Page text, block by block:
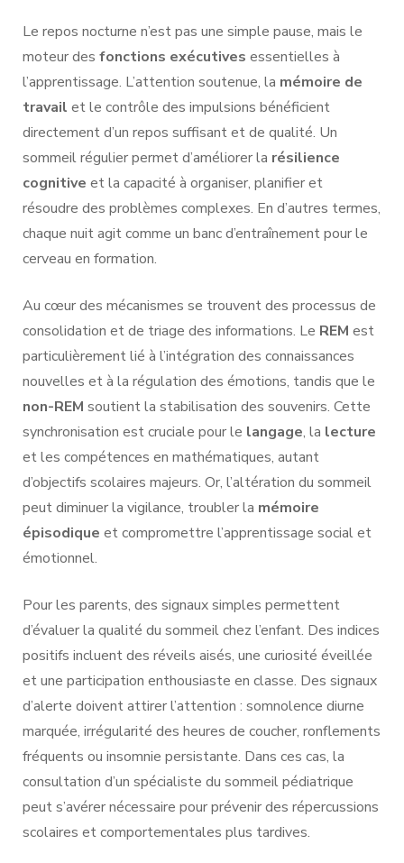
Le repos nocturne n’est pas une simple pause, mais le
moteur des fonctions exécutives essentielles à
l’apprentissage. L’attention soutenue, la mémoire de
travail et le contrôle des impulsions bénéficient
directement d’un repos suffisant et de qualité. Un
sommeil régulier permet d’améliorer la résilience
cognitive et la capacité à organiser, planifier et
résoudre des problèmes complexes. En d’autres termes,
chaque nuit agit comme un banc d’entraînement pour le
cerveau en formation.
Au cœur des mécanismes se trouvent des processus de
consolidation et de triage des informations. Le REM est
particulièrement lié à l’intégration des connaissances
nouvelles et à la régulation des émotions, tandis que le
non-REM soutient la stabilisation des souvenirs. Cette
synchronisation est cruciale pour le langage, la lecture
et les compétences en mathématiques, autant
d’objectifs scolaires majeurs. Or, l’altération du sommeil
peut diminuer la vigilance, troubler la mémoire
épisodique et compromettre l’apprentissage social et
émotionnel.
Pour les parents, des signaux simples permettent
d’évaluer la qualité du sommeil chez l’enfant. Des indices
positifs incluent des réveils aisés, une curiosité éveillée
et une participation enthousiaste en classe. Des signaux
d’alerte doivent attirer l’attention : somnolence diurne
marquée, irrégularité des heures de coucher, ronflements
fréquents ou insomnie persistante. Dans ces cas, la
consultation d’un spécialiste du sommeil pédiatrique
peut s’avérer nécessaire pour prévenir des répercussions
scolaires et comportementales plus tardives.